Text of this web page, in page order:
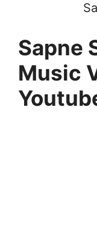
Sapne
Music